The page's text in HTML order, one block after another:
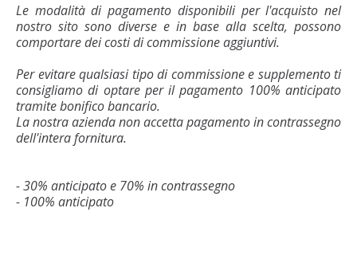
Le modalità di pagamento disponibili per l'acquisto nel
nostro sito sono diverse e in base alla scelta, possono
comportare dei costi di commissione aggiuntivi.
Per evitare qualsiasi tipo di commissione e supplemento ti
consigliamo di optare per il pagamento 100% anticipato
tramite bonifico bancario.
La nostra azienda non accetta pagamento in contrassegno
dell'intera fornitura.
- 30% anticipato e 70% in contrassegno
- 100% anticipato